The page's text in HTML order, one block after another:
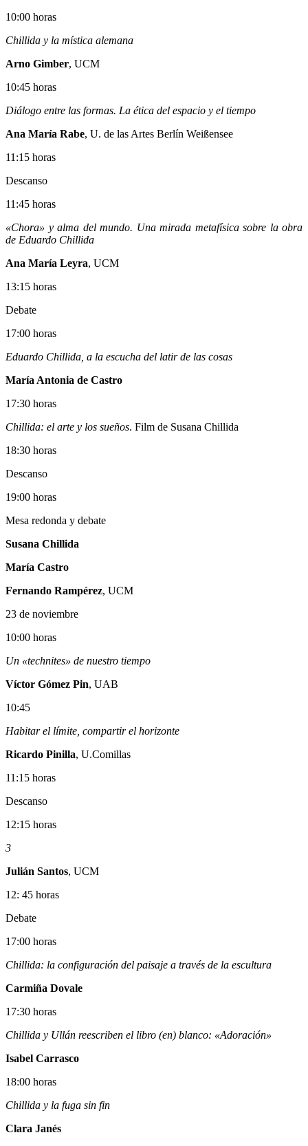
10:00 horas
Chillida y la mística alemana
Arno Gimber, UCM
10:45 horas
Diálogo entre las formas. La ética del espacio y el tiempo
Ana María Rabe, U. de las Artes Berlín Weißensee
11:15 horas
Descanso
11:45 horas
«Chora» y alma del mundo. Una mirada metafísica sobre la obra
de Eduardo Chillida
Ana María Leyra, UCM
13:15 horas
Debate
17:00 horas
Eduardo Chillida, a la escucha del latir de las cosas
María Antonia de Castro
17:30 horas
Chillida: el arte y los sueños. Film de Susana Chillida
18:30 horas
Descanso
19:00 horas
Mesa redonda y debate
Susana Chillida
María Castro
Fernando Rampérez, UCM
23 de noviembre
10:00 horas
Un «technites» de nuestro tiempo
Víctor Gómez Pin, UAB
10:45
Habitar el límite, compartir el horizonte
Ricardo Pinilla, U.Comillas
11:15 horas
Descanso
12:15 horas
3
Julián Santos, UCM
12: 45 horas
Debate
17:00 horas
Chillida: la configuración del paisaje a través de la escultura
Carmiña Dovale
17:30 horas
Chillida y Ullán reescriben el libro (en) blanco: «Adoración»
Isabel Carrasco
18:00 horas
Chillida y la fuga sin fin
Clara Janés